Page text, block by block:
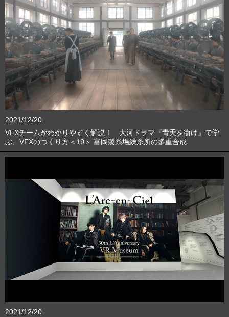
2021/12/20
VFXチームがわかりやすく解説！ 大河ドラマ『青天を衝け』で学
ぶ、VFXのつくり方＜19＞ 富岡製糸場繰糸所の多重合成
2021/12/20